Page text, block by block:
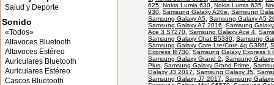
Salud y Deporte
Sonido
«Todos»
Altavoces Bluetooth
Altavoces Estéreo
Auriculares Bluetooth
Auriculares Estéreo
Cascos Bluetooth
625 Nokia Lumia 630 Nokia Lumia 635
930 Samsung Galaxy A20e
Samsung
Samsung Galaxy A5 Samsung Galaxy A5
Samsung Galaxy A7 2016
Samsung
Ace 3 S7270 Samsung Galaxy Ace 4
Samsung Galaxy Chat B5330 Samsung
Samsung Galaxy Core Lte/Core 4g G386f
Express I8730 Samsung Galaxy Express Ii
Samsung Galaxy Grand 2
Samsung
Plus Samsung Galaxy Grand Prime
Galaxy J3 2017
Samsung Galaxy J5
Samsung Galaxy J7 2017
Samsung